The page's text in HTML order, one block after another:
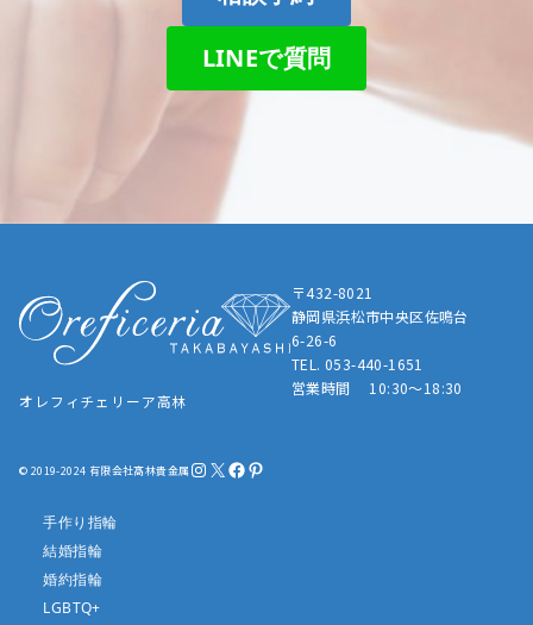
LINEで質問
オレフィチェリーア高林
〒432-8021
静岡県浜松市中央区佐鳴台
6-26-6
TEL. 053-440-1651
営業時間 10:30～18:30
© 2019-2024 有限会社髙林貴金属InstagramX Facebook Pinterest
手作り指輪
結婚指輪
婚約指輪
LGBTQ+